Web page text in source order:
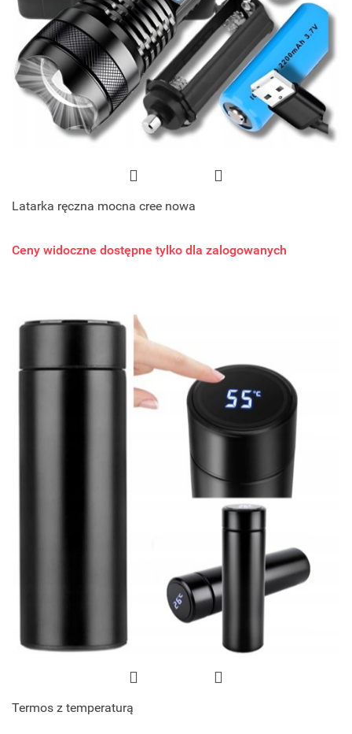
Latarka ręczna mocna cree nowa
Ceny widoczne dostępne tylko dla zalogowanych
Termos z temperaturą